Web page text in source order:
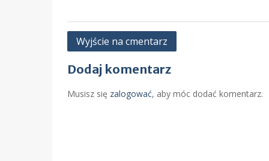
Nawigacja
Wyjście na cmentarz
Dodaj komentarz
Musisz się zalogować, aby móc dodać komentarz.